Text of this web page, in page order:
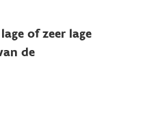
of zeer lage
de